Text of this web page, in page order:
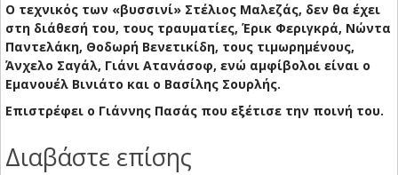
Ο τεχνικός των «βυσσινί» Στέλιος Μαλεζάς, δεν θα έχει
στη διάθεσή του, τους τραυματίες, Έρικ Φεριγκρά, Νώντα
Παντελάκη, Θοδωρή Βενετικίδη, τους τιμωρημένους,
Άνχελο Σαγάλ, Γιάνι Ατανάσοφ, ενώ αμφίβολοι είναι ο
Εμανουέλ Βινιάτο και ο Βασίλης Σουρλής.
Επιστρέφει ο Γιάννης Πασάς που εξέτισε την ποινή του.
Διαβάστε επίσης